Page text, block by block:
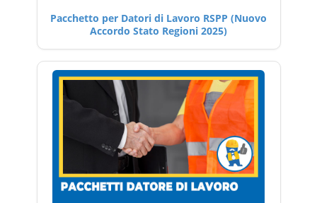
Pacchetto per Datori di Lavoro RSPP (Nuovo
Accordo Stato Regioni 2025)